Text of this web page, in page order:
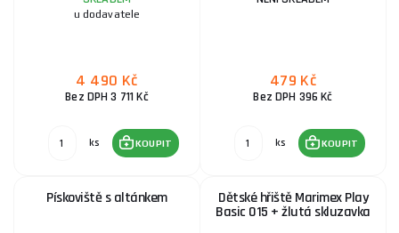
u dodavatele
4 490 Kč
Bez DPH 3 711 Kč
ks KOUPIT
479 Kč
Bez DPH 396 Kč
ks KOUPIT
Pískoviště s altánkem Dětské hřiště Marimex Play
Basic 015 + žlutá skluzavka